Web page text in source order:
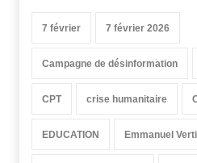
7 février 7 février 2026
Campagne de désinformation
CPT crise humanitaire
EDUCATION Emmanuel